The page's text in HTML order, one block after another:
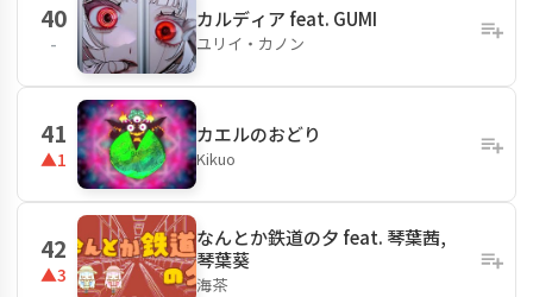
40
-
カルディア feat. GUMI
ユリイ・カノン
41
▲1
カエルのおどり
Kikuo
42
▲3
なんとか鉄道の夕 feat. 琴葉茜,
琴葉葵
海茶